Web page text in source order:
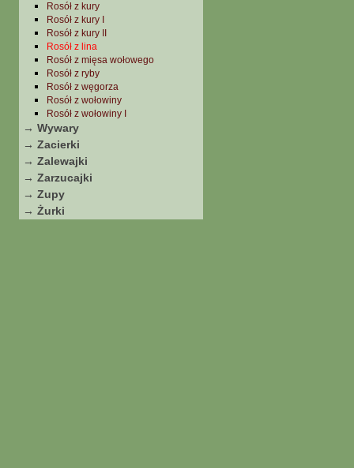
Rosół z kury
Rosół z kury I
Rosół z kury II
Rosół z lina
Rosół z mięsa wołowego
Rosół z ryby
Rosół z węgorza
Rosół z wołowiny
Rosół z wołowiny I
→ Wywary
→ Zacierki
→ Zalewajki
→ Zarzucajki
→ Zupy
→ Żurki